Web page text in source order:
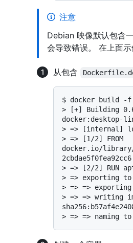
注意
Debian 映像默认包含
会导致错误。 在上面示
从包含
$ docker build -f
>
[+] Building
docker:desktop-
> => [internal]
> => [1/2] FROM
docker.io/library/
2cbdae5f0fea92cc6
> => [2/2] RUN
> => exporting to
> => =>
> => => writing
> => => naming